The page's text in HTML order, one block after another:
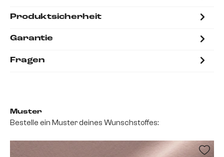
Produktsicherheit
Garantie
Fragen
Muster
Bestelle ein Muster deines Wunschstoffes: